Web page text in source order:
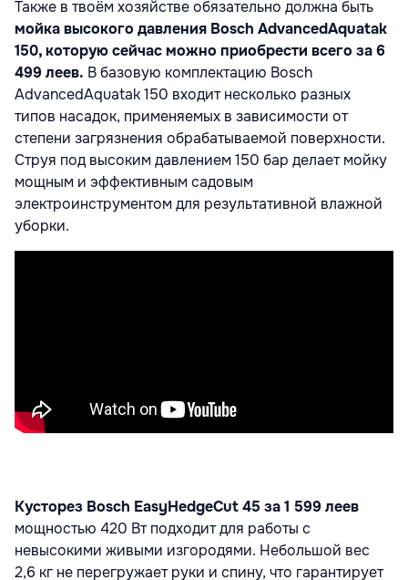
Также в твоём хозяйстве обязательно должна быть
мойка высокого давления Bosch AdvancedAquatak
150, которую сейчас можно приобрести всего за 6
499 леев. В базовую комплектацию Bosch
AdvancedAquatak 150 входит несколько разных
типов насадок, применяемых в зависимости от
степени загрязнения обрабатываемой поверхности.
Струя под высоким давлением 150 бар делает мойку
мощным и эффективным садовым
электроинструментом для результативной влажной
уборки.
Кусторез Bosch EasyHedgeCut 45 за 1 599 леев
мощностью 420 Вт подходит для работы с
невысокими живыми изгородями. Небольшой вес
2,6 кг не перегружает руки и спину, что гарантирует